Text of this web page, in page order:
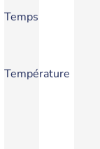
Temps
Température